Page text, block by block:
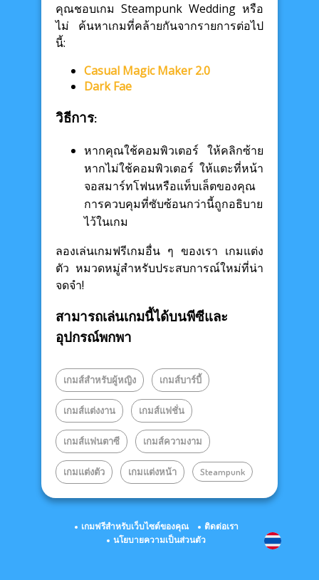
คุณชอบเกม Steampunk Wedding หรือ
ไม่ ค้นหาเกมที่คล้ายกันจากรายการต่อไป
นี้:
Casual Magic Maker 2.0
Dark Fae
วิธีการ:
หากคุณใช้คอมพิวเตอร์ ให้คลิกซ้าย
หากไม่ใช้คอมพิวเตอร์ ให้แตะที่หน้า
จอสมาร์ทโฟนหรือแท็บเล็ตของคุณ
การควบคุมที่ซับซ้อนกว่านี้ถูกอธิบาย
ไว้ในเกม
ลองเล่นเกมฟรีเกมอื่น ๆ ของเรา เกมแต่ง
ตัว หมวดหมู่สำหรับประสบการณ์ใหม่ที่น่า
จดจำ!
สามารถเล่นเกมนี้ได้บนพีซีและ
อุปกรณ์พกพา
เกมส์สำหรับผู้หญิง เกมส์บาร์บี้
เกมส์แต่งงาน เกมส์แฟชั่น
เกมส์แฟนตาซี เกมส์ความงาม
เกมแต่งตัว เกมแต่งหน้า Steampunk
เกมฟรีสำหรับเว็บไซต์ของคุณ
ติดต่อเรา
นโยบายความเป็นส่วนตัว